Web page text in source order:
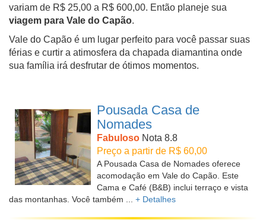
variam de R$ 25,00 a R$ 600,00. Então planeje sua
viagem para Vale do Capão.
Vale do Capão é um lugar perfeito para você passar suas
férias e curtir a atimosfera da chapada diamantina onde
sua família irá desfrutar de ótimos momentos.
Pousada Casa de
Nomades
Fabuloso Nota 8.8
Preço a partir de R$ 60,00
A Pousada Casa de Nomades oferece
acomodação em Vale do Capão. Este
Cama e Café (B&B) inclui terraço e vista
das montanhas. Você também ... + Detalhes